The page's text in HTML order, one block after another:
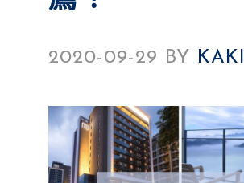
2020-09-29 BY KAKI